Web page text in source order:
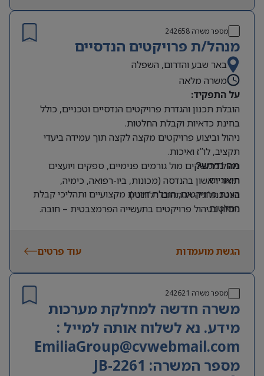
מספר משרה242658
מנהל/ת פרויקטים הנדסיים
באר שבע והדרום, השפלה
משרה מלאה
על התפקיד:
הובלת תכנון והגדרת פרויקטים הנדסיים וטכניים, כולל
בחינת כדאיות וקבלת החלטות.
ניהול וביצוע פרויקטים מקצה לקצה תוך עמידה ביעדי
תקציב, לו”ז ואיכות.
ניהול ממשקים מול גורמים פנימיים, ספקים ויועצים
חיצוניים.
הצגת פרויקטים, הובלת דיונים מקצועיים ותהליכי קבלת
החלטות.
URS, IQ, OQ, DQ ו-CC.
מה נדרש?
תואר ראשון בהנדסה (מכונות, ביו-רפואה, כימיה,
ביוטכנולוגיה או תחום רלוונטי).
ניסיון בניהול פרויקטים בתעשייה הפרמצבטית – חובה.
היכרות עם תהליכי עבודה בתעשייה הפרמצבטית ודרישות
שליטה מלאה בעברית ובאנגלית – חובה.
הגשת מועמדות עוד פרטים
מספר משרה 242621
משרה חדשה למחלקת מערכות
מידע. נא לשלוח אותה למייל :
EmiliaGroup@cvwebmail.com
מספר המשרה: JB-2261